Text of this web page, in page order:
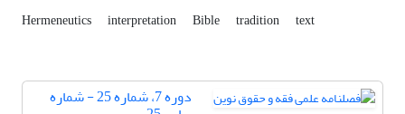
Hermeneutics interpretation Bible tradition text
دوره 7، شماره 25 - شماره